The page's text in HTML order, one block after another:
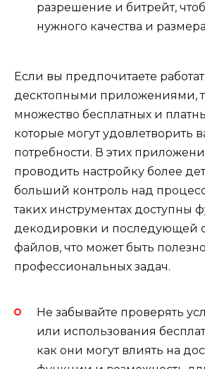
разрешение и битрейт,
нужного качества и
Если вы предпочитаете
десктопными приложениями,
множество бесплатных и
которые могут удовлетворить
потребности. В этих
проводить настройку более
больший контроль над
таких инструментах доступны
декодировки и последующей
файлов, что может быть
профессиональных задач.
Не забывайте проверять
или использования
как они могут влиять на